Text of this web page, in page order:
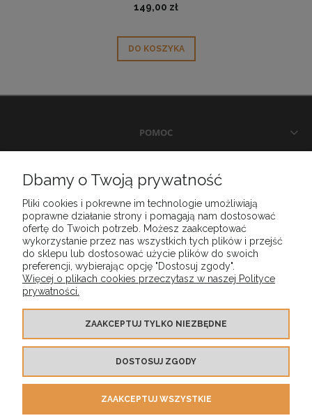
149,00 zł
DO KOSZYKA
POMOC
DOSTAWA I PŁATNOŚCI
MOJE KONTO
GWARANCJA I ZWROTY
Dbamy o Twoją prywatność
Pliki cookies i pokrewne im technologie umożliwiają
poprawne działanie strony i pomagają nam dostosować
ofertę do Twoich potrzeb. Możesz zaakceptować
wykorzystanie przez nas wszystkich tych plików i przejść
do sklepu lub dostosować użycie plików do swoich
preferencji, wybierając opcję "Dostosuj zgody".
Więcej o plikach cookies przeczytasz w naszej Polityce
prywatności.
ZAAKCEPTUJ TYLKO NIEZBĘDNE
DOSTOSUJ ZGODY
ZAAKCEPTUJ WSZYSTKIE